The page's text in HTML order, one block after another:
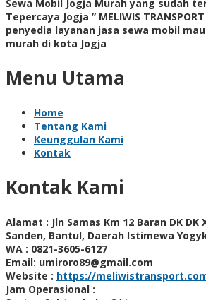
Sewa Mobil Jogja Murah yang sudah
Tepercaya Jogja ” MELIWIS TRANSPORT
penyedia layanan jasa sewa mobil
murah di kota Jogja
Menu Utama
Home
Tentang Kami
Keunggulan Kami
Kontak
Kontak Kami
Alamat : Jln Samas Km 12 Baran DK DK
Sanden, Bantul, Daerah Istimewa
WA : 0821-3605-6127
Email: umiroro89@gmail.com
Website : https://
Jam Operasional :